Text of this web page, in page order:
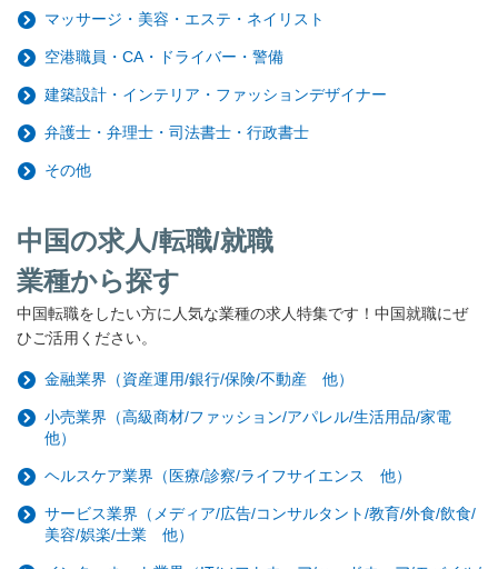
マッサージ・美容・エステ・ネイリスト
空港職員・CA・ドライバー・警備
建築設計・インテリア・ファッションデザイナー
弁護士・弁理士・司法書士・行政書士
その他
中国の求人/転職/就職
業種から探す
中国転職をしたい方に人気な業種の求人特集です！中国就職にぜ
ひご活用ください。
金融業界（資産運用/銀行/保険/不動産 他）
小売業界（高級商材/ファッション/アパレル/生活用品/家電
他）
ヘルスケア業界（医療/診察/ライフサイエンス 他）
サービス業界（メディア/広告/コンサルタント/教育/外食/飲食/
美容/娯楽/士業 他）